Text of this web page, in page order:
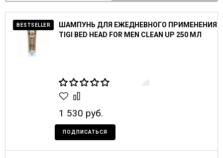
BESTSELLER
ШАМПУНЬ ДЛЯ ЕЖЕДНЕВНОГО ПРИМЕНЕНИЯ
TIGI BED HEAD FOR MEN CLEAN UP 250 МЛ
1 530 руб.
ПОДПИСАТЬСЯ